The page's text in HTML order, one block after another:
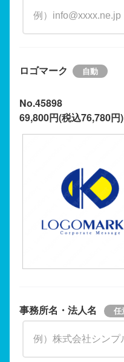
ロゴマーク
No.45898
69,800円(税込76,780円)
事務所名・法人名